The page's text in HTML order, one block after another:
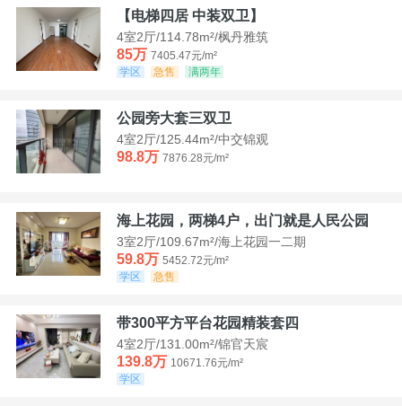
【电梯四居 中装双卫】
4室2厅/114.78m²/枫丹雅筑
85万 7405.47元/m²
学区
急售 满两年
公园旁大套三双卫
4室2厅/125.44m²/中交锦观
98.8万 7876.28元/m²
海上花园，两梯4户，出门就是人民公园
3室2厅/109.67m²/海上花园一二期
59.8万 5452.72元/m²
学区
急售
带300平方平台花园精装套四
4室2厅/131.00m²/锦官天宸
139.8万 10671.76元/m²
学区